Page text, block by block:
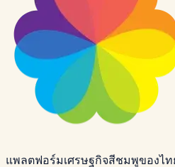
แพลตฟอร์มเศรษฐกิจสีชมพูของไ